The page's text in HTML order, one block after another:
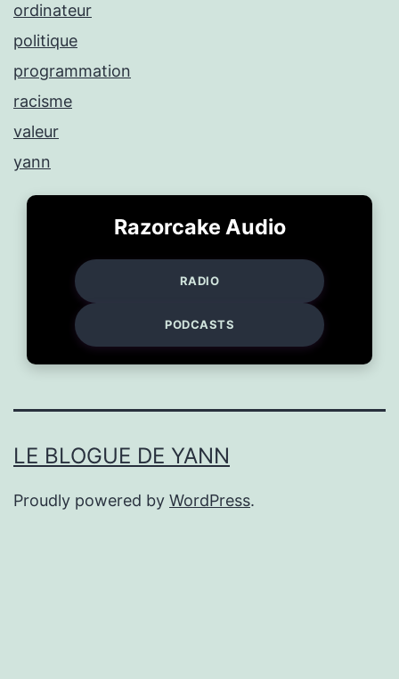
ordinateur
politique
programmation
racisme
valeur
yann
Razorcake Audio
RADIO
PODCASTS
LE BLOGUE DE YANN
Proudly powered by WordPress.